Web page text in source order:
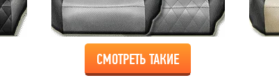
СМОТРЕТЬ ТАКИЕ